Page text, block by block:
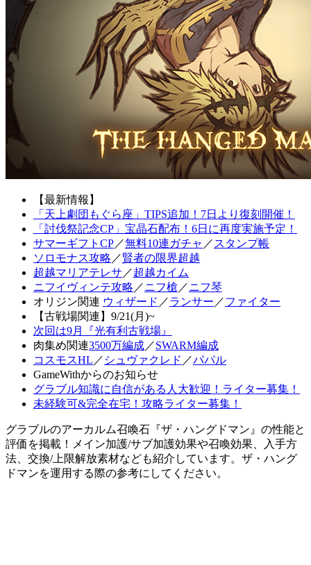
【最新情報】
「天上劇団もぐら座」TIPS追加！7日より復刻開催！
「討伐祭記念CP」宝晶石配布！6日に再度実施予定！
サマーギフトCP／無料10連ガチャ ／ スタンプ帳
ソロモナス攻略 ／賢者の限界超越
超越マリアテレサ ／超越カイム
ニフイヴィンテ攻略 ／ニフ槍 ／ニフ琴
オリジン関連 ウィザード ／ランサー ／ファイター
【古戦場関連】9/21(月)~
次回は9月『光有利古戦場』
肉集め関連3500万編成／SWARM編成
コスモスHL ／ シュヴァクレド ／パパル
GameWithからのお知らせ
グラブル知識に自信がある人大歓迎！ライター募集！
未経験可&完全在宅！攻略ライター募集！
グラブルのアーカルム召喚石『ザ・ハングドマン』の性能と
評価を掲載！メイン加護/サブ加護効果や召喚効果、入手方
法、交換/上限解放素材なども紹介しています。ザ・ハング
ドマンを運用する際の参考にしてください。